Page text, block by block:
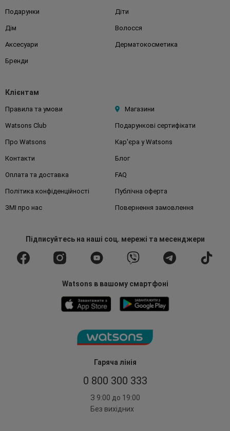
Гаряча лінія
0 800 300 333
З 9:00 до 19:00
Без вихідних
Подарунки Діти
Дім Волосся
Аксесуари Дерматокосметика
Бренди
Клієнтам
Правила та умови Магазини
Watsons Club Подарункові сертифікати
Про Watsons Кар'єра у Watsons
Контакти Блог
Оплата та доставка FAQ
Політика конфіденційності Публічна оферта
ЗМІ про нас Повернення замовлення
Підписуйтесьна наші соц. мережі та месенджери
Watsons в вашому смартфоні